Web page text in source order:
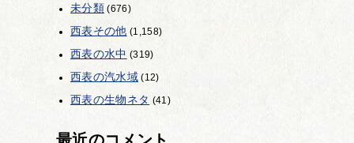
未分類(676)
西表その他 (1,158)
西表の水中 (319)
西表の汽水域(12)
西表の生物ネタ (41)